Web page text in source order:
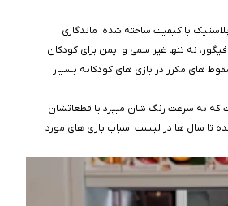
با کیفیت ساخته شده، ماندگاری
نه تنها غیر سمی و ایمن برای کودکان
های مکرر در بازی‌ های کودکانه بسیار
که به سرعت رنگ‌ شان میپرد یا قطعاتشان
تا سال‌ ها در لیست اسباب‌ بازی‌ های مورد